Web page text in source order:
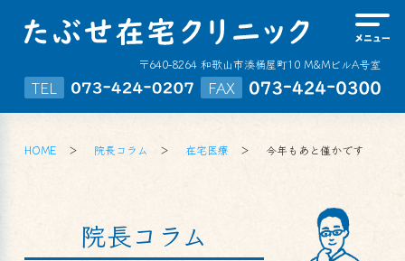
〒640-8264 和歌山市湊桶屋町10 M&MビルA号室
TEL FAX
HOME 院長コラム 在宅医療 今年もあと僅かです
院長コラム